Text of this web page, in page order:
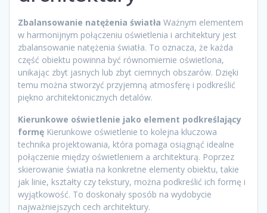
Zbalansowanie natężenia światła Ważnym elementem
w harmonijnym połączeniu oświetlenia i architektury jest
zbalansowanie natężenia światła. To oznacza, że każda
część obiektu powinna być równomiernie oświetlona,
unikając zbyt jasnych lub zbyt ciemnych obszarów. Dzięki
temu można stworzyć przyjemną atmosferę i podkreślić
piękno architektonicznych detalów.
Kierunkowe oświetlenie jako element podkreślający
formę Kierunkowe oświetlenie to kolejna kluczowa
technika projektowania, która pomaga osiągnąć idealne
połączenie między oświetleniem a architekturą. Poprzez
skierowanie światła na konkretne elementy obiektu, takie
jak linie, kształty czy tekstury, można podkreślić ich formę i
wyjątkowość. To doskonały sposób na wydobycie
najważniejszych cech architektury.